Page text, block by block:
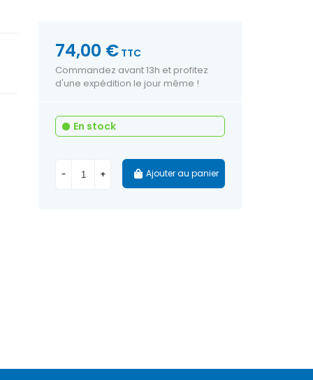
74,00 € TTC
Commandez avant 13h et profitez
d'une expédition le jour même !
En stock
- + Ajouter au panier